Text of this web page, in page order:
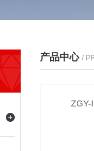
产品中心 /
ZGY-